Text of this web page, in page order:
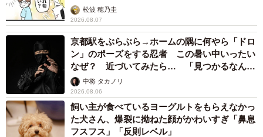
松波 穂乃圭
2026.08.07
京都駅をぶらぶら→ホームの隅に何やら「ドロ
ン」のポーズをする忍者 この暑い中いったい
なぜ？ 近づいてみたら… 「見つかるなんて
未熟」中将 タカノリ
2026.08.06
飼い主が食べているヨーグルトをもらえなかっ
た犬さん、爆裂に拗ねた顔がかわいすぎ「鼻息
フスフス」「反則レベル」